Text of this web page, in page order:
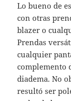
Lo bueno de
con otras
blazer o
Prendas
cualquier
complemento
diadema. No
resultó ser